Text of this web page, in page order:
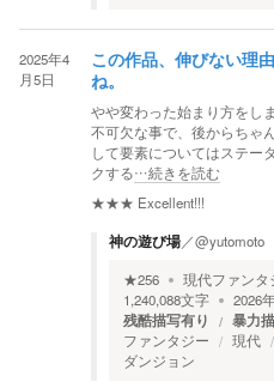
2025年4
月5日
この作品、伸びない理
ね。
やや変わった始まり方をし
不可欠な事で、後からちゃ
して要素についてはステー
クする…続きを読む
★★★ Excellent!!!
神の遊び場／@yutomoto
★256 現代ファンタ
1,240,088文字 2026
残酷描写有り 暴力
ファンタジー 現代
ダンジョン